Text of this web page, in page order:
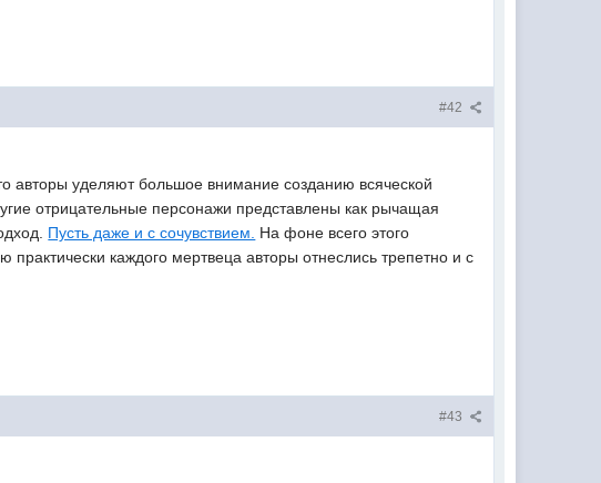
#42
авторы уделяют большое внимание созданию всяческой
отрицательные персонажи представлены как рычащая
Пусть даже и с сочувствием.
На фоне всего этого
каждого мертвеца авторы отнеслись трепетно и с
#43